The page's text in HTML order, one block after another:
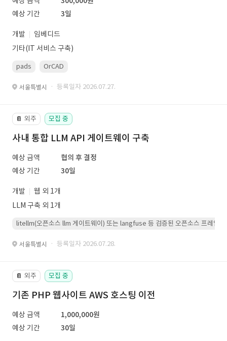
예상 기간
3일
개발
임베디드
기타(IT 서비스 구축)
pads OrCAD
서울특별시 · 등록일자 2026.07.27.
📔 외주 모집 중
사내 통합 LLM API 게이트웨이 구축
예상 금액
협의 후 결정
예상 기간
30일
개발
웹 외 1개
LLM 구축 외 1개
litellm(오픈소스 llm 게이트웨이) 또는 langfuse 등 검증된 오픈소스 프레임워
서울특별시 · 등록일자 2026.07.28.
📔 외주 모집 중
기존 PHP 웹사이트 AWS 호스팅 이전
예상 금액
1,000,000원
예상 기간
30일